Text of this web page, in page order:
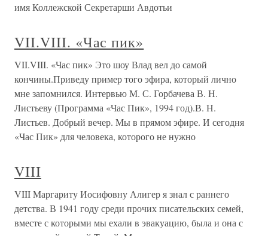
имя Коллежской Секретарши Авдотьи
VII.VIII. «Час пик»
VII.VIII. «Час пик» Это шоу Влад вел до самой
кончины.Приведу пример того эфира, который лично
мне запомнился. Интервью М. С. Горбачева В. Н.
Листьеву (Программа «Час Пик», 1994 год).В. Н.
Листьев. Добрый вечер. Мы в прямом эфире. И сегодня
«Час Пик» для человека, которого не нужно
VIII
VIII Mаргариту Иосифовну Алигер я знал с раннего
детства. В 1941 году среди прочих писательских семей,
вместе с которыми мы ехали в эвакуацию, была и она с